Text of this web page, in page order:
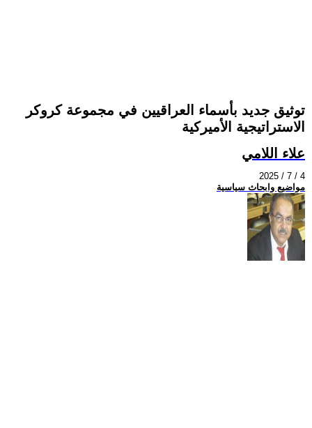
توثيق جديد بأسماء العراقيين في مجموعة كروكر
الاستراتيجية الأميركية
علاء اللامي
2025 / 7 / 4
مواضيع وابحاث سياسية